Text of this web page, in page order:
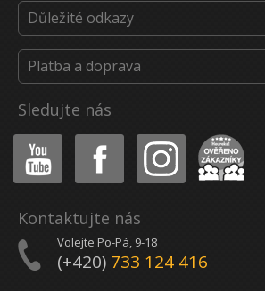
Důležité odkazy
Platba a doprava
Sledujte nás
Youtube Facebook Instagram Heureka
Kontaktujte nás
Volejte Po-Pá, 9-18
(+420) 733 124 416